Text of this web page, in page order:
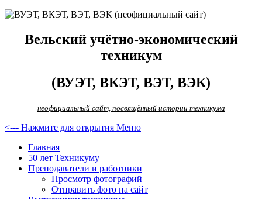
Вельский учётно-экономический
техникум
(ВУЭТ, ВКЭТ, ВЭТ, ВЭК)
неофициальный сайт, посвящённый истории техникума
<--- Нажмите для открытия Меню
Главная
50 лет Техникуму
Преподаватели и работники
Просмотр фотографий
Отправить фото на сайт